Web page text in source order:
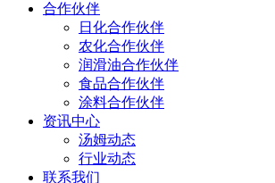
合作伙伴
日化合作伙伴
农化合作伙伴
润滑油合作伙伴
食品合作伙伴
涂料合作伙伴
资讯中心
汤姆动态
行业动态
联系我们